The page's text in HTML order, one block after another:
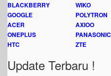
BLACKBERRY
WIKO
GOOGLE
POLYTRON
ACER
AXIOO
ONEPLUS
PANASONIC
HTC
ZTE
Update Terbaru !